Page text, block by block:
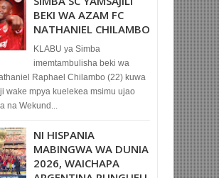
BEKI WA AZAM FC
NATHANIEL CHILAMBO
KLABU ya Simba
imemtambulisha beki wa
Raphael Chilambo (22) kuwa
wake mpya kuelekea msimu ujao
na Wekund...
NI HISPANIA
MABINGWA WA DUNIA
2026, WAICHAPA